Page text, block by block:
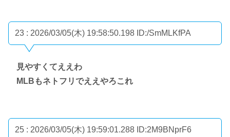
23 : 2026/03/05(木) 19:58:50.198 ID:/SmMLKfPA
見やすくてええわ
MLBもネトフリでええやろこれ
25 : 2026/03/05(木) 19:59:01.288 ID:2M9BNprF6